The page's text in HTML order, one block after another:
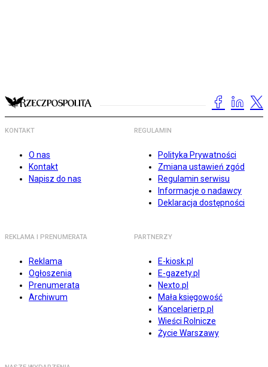
KONTAKT
O nas
Kontakt
Napisz do nas
REGULAMIN
Polityka Prywatności
Zmiana ustawień zgód
Regulamin serwisu
Informacje o nadawcy
Deklaracja dostępności
REKLAMA I PRENUMERATA
Reklama
Ogłoszenia
Prenumerata
Archiwum
PARTNERZY
E-kiosk.pl
E-gazety.pl
Nexto.pl
Mała księgowość
Kancelarierp.pl
Wieści Rolnicze
Życie Warszawy